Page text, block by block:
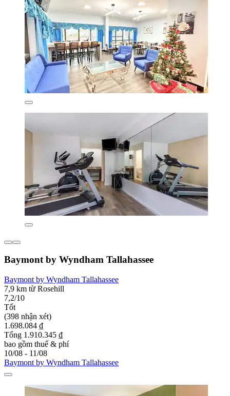
Baymont by Wyndham Tallahassee
Baymont by Wyndham Tallahassee
7,9 km từ Rosehill
7,2/10
Tốt
(398 nhận xét)
1.698.084 ₫
Tổng 1.910.345 ₫
bao gồm thuế & phí
10/08 - 11/08
Baymont by Wyndham Tallahassee